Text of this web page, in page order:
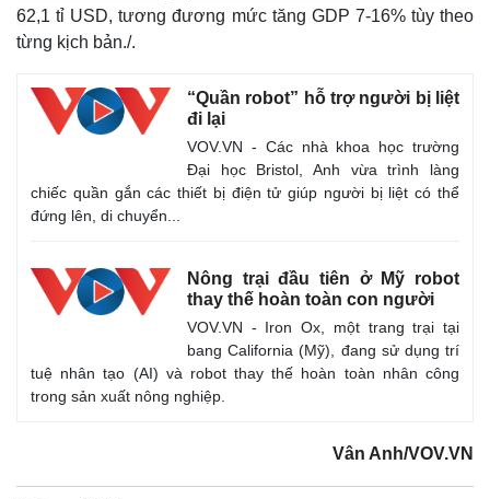
62,1 tỉ USD, tương đương mức tăng GDP 7-16% tùy theo
từng kịch bản./.
“Quần robot” hỗ trợ người bị liệt
đi lại
VOV.VN - Các nhà khoa học trường
Đại học Bristol, Anh vừa trình làng
chiếc quần gắn các thiết bị điện tử giúp người bị liệt có thể
đứng lên, di chuyển...
Nông trại đầu tiên ở Mỹ robot
thay thế hoàn toàn con người
VOV.VN - Iron Ox, một trang trại tại
bang California (Mỹ), đang sử dụng trí
tuệ nhân tạo (AI) và robot thay thế hoàn toàn nhân công
trong sản xuất nông nghiệp.
Vân Anh/VOV.VN